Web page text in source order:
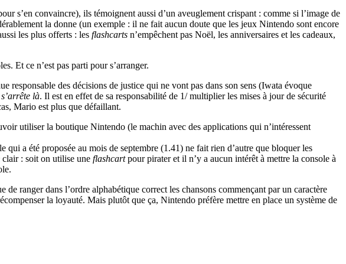
s’en convaincre), ils témoignent aussi d’un aveuglement crispant : comme si l’image de
la donne (un exemple : il ne fait aucun doute que les jeux Nintendo sont encore
les plus offerts : les flashcarts n’empêchent pas Noël, les anniversaires et les cadeaux,
Et ce n’est pas parti pour s’arranger.
des décisions de justice qui ne vont pas dans son sens (Iwata évoque
là. Il est en effet de sa responsabilité de 1/ multiplier les mises à jour de sécurité
Mario est plus que défaillant.
utiliser la boutique Nintendo (le machin avec des applications qui n’intéressent
a été proposée au mois de septembre (1.41) ne fait rien d’autre que bloquer les
clair : soit on utilise une flashcartpour pirater et il n’y a aucun intérêt à mettre la console à
ranger dans l’ordre alphabétique correct les chansons commençant par un caractère
la loyauté. Mais plutôt que ça, Nintendo préfère mettre en place un système de